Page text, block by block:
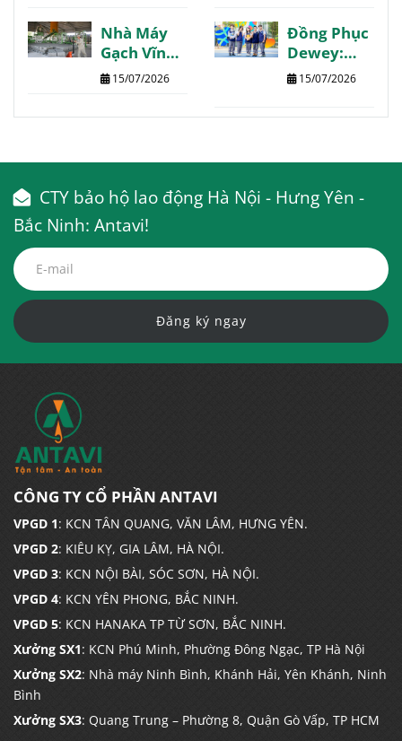
theo yêu
cầu
giá tốt giao
nhanh
Nhà Máy
Gạch Vĩnh
Phúc:
15/07/2026
Đồng Phục
Dewey:
Trường
15/07/2026
CTY bảo hộ lao động Hà Nội - Hưng Yên -
Bắc Ninh: Antavi!
Đăng ký ngay
CÔNG TY CỔ PHẦN ANTAVI
VPGD 1: KCN TÂN QUANG, VĂN LÂM, HƯNG YÊN.
VPGD 2: KIÊU KỴ, GIA LÂM, HÀ NỘI.
VPGD 3: KCN NỘI BÀI, SÓC SƠN, HÀ NỘI.
VPGD 4: KCN YÊN PHONG, BẮC NINH.
VPGD 5: KCN HANAKA TP TỪ SƠN, BẮC NINH.
Xưởng SX1: KCN Phú Minh, Phường Đông Ngạc, TP Hà Nội
Xưởng SX2: Nhà máy Ninh Bình, Khánh Hải, Yên Khánh, Ninh
Bình
Xưởng SX3: Quang Trung – Phường 8, Quận Gò Vấp, TP HCM